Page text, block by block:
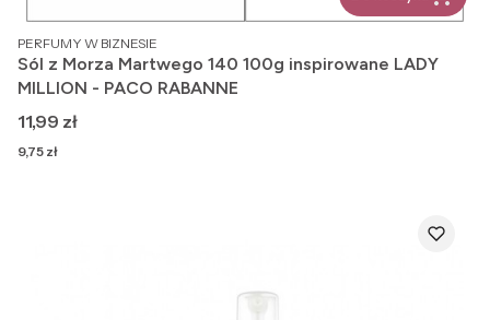
PRODUCENT
PERFUMY W BIZNESIE
Sól z Morza Martwego 140 100g inspirowane LADY
MILLION - PACO RABANNE
Cena
11,99 zł
Cena
9,75 zł